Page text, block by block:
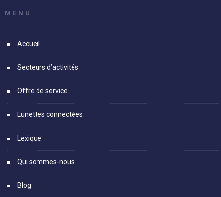
MENU
Accueil
Secteurs d’activités
Offre de service
Lunettes connectées
Lexique
Qui sommes-nous
Blog